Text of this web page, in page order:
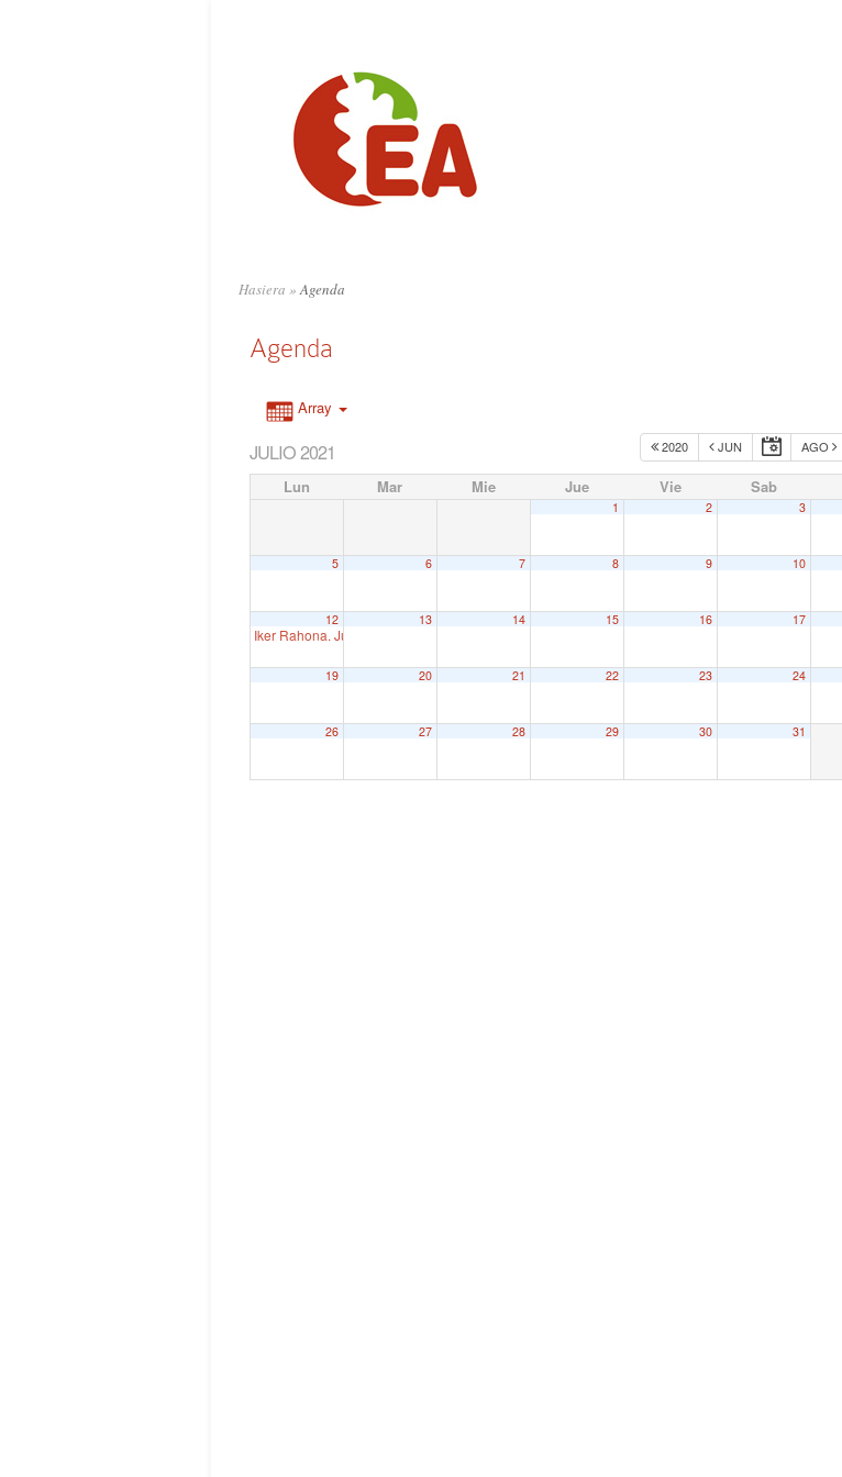
Hasiera »Agenda
Agenda
Array
JULIO 2021 2020 JUN AGO
Lun Mar Mie Jue Vie Sab
1 2 3
5 6 7 8 9 10
12
Iker Rahona. Juntas Generales de Bizkaia
13 14 15 16 17
19 20 21 22 23 24
26 27 28 29 30 31